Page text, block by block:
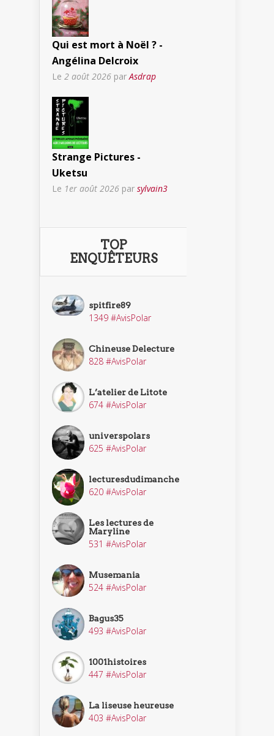
Qui est mort à Noël ? -
Angélina Delcroix
Le 2 août 2026 par Asdrap
Strange Pictures -
Uketsu
Le 1er août 2026 par sylvain3
TOP
ENQUÊTEURS
spitfire89
1349 #AvisPolar
Chineuse Delecture
828 #AvisPolar
L’atelier de Litote
674 #AvisPolar
universpolars
625 #AvisPolar
lecturesdudimanche
620 #AvisPolar
Les lectures de
Maryline
531 #AvisPolar
Musemania
524 #AvisPolar
Bagus35
493 #AvisPolar
1001histoires
447 #AvisPolar
La liseuse heureuse
403 #AvisPolar